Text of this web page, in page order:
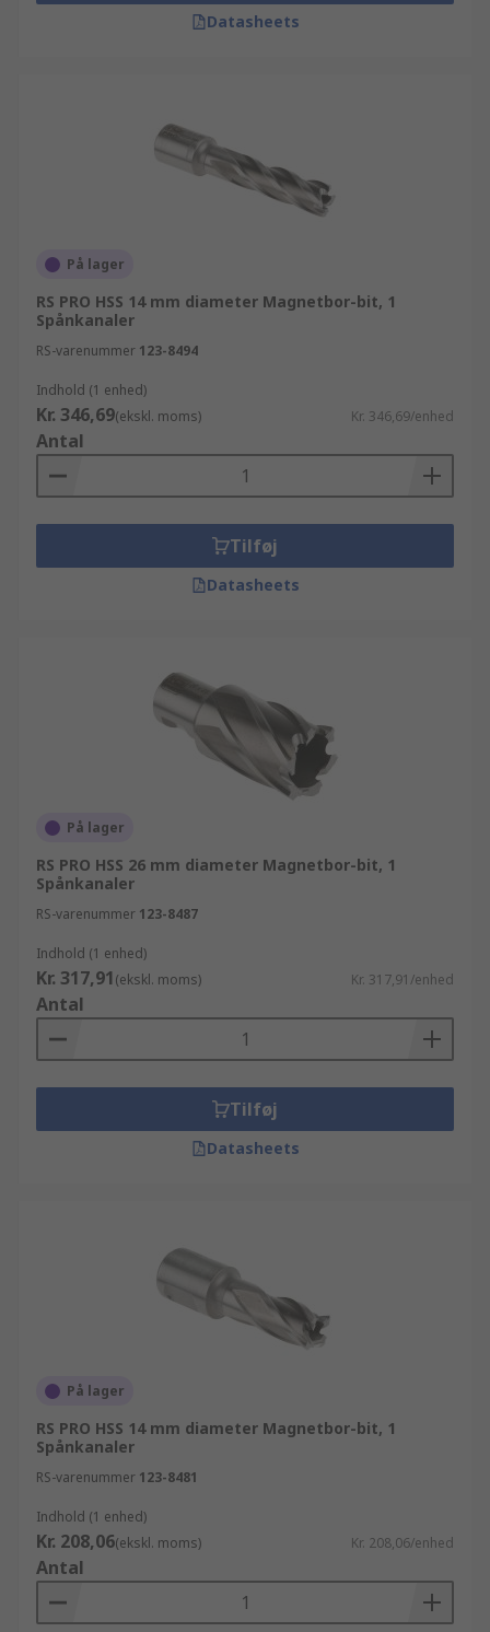
Datasheets
På lager
RS PRO HSS 14 mm diameter Magnetbor-bit, 1
Spånkanaler
RS-varenummer 123-8494
Indhold (1 enhed)
Kr. 346,69(ekskl. moms) Kr. 346,69/enhed
Antal
Tilføj
Datasheets
På lager
RS PRO HSS 26 mm diameter Magnetbor-bit, 1
Spånkanaler
RS-varenummer 123-8487
Indhold (1 enhed)
Kr. 317,91(ekskl. moms) Kr. 317,91/enhed
Antal
Tilføj
Datasheets
På lager
RS PRO HSS 14 mm diameter Magnetbor-bit, 1
Spånkanaler
RS-varenummer 123-8481
Indhold (1 enhed)
Kr. 208,06(ekskl. moms) Kr. 208,06/enhed
Antal